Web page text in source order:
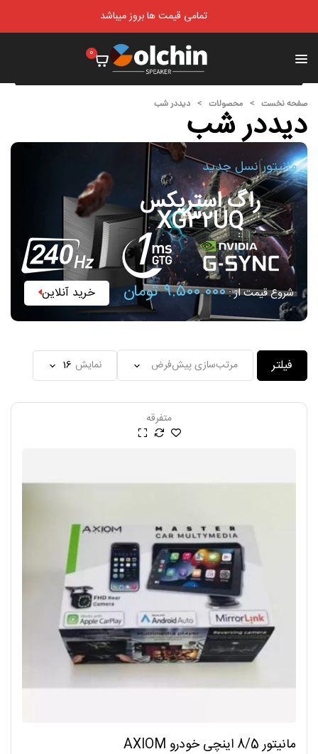
تمامی قیمت ها بروز میباشد
0
صفحه نخست > محصولات > دیددر شبدیددر شب
مانیتور نسل جدید
راگ استریکس
XG32UQ
شروع قیمت از :۹.۵۰۰.۰۰۰ تومان خرید آنلاین
فیلتر نمایش
متفرقه
مانیتور 8/5 اینچی خودرو AXIOM